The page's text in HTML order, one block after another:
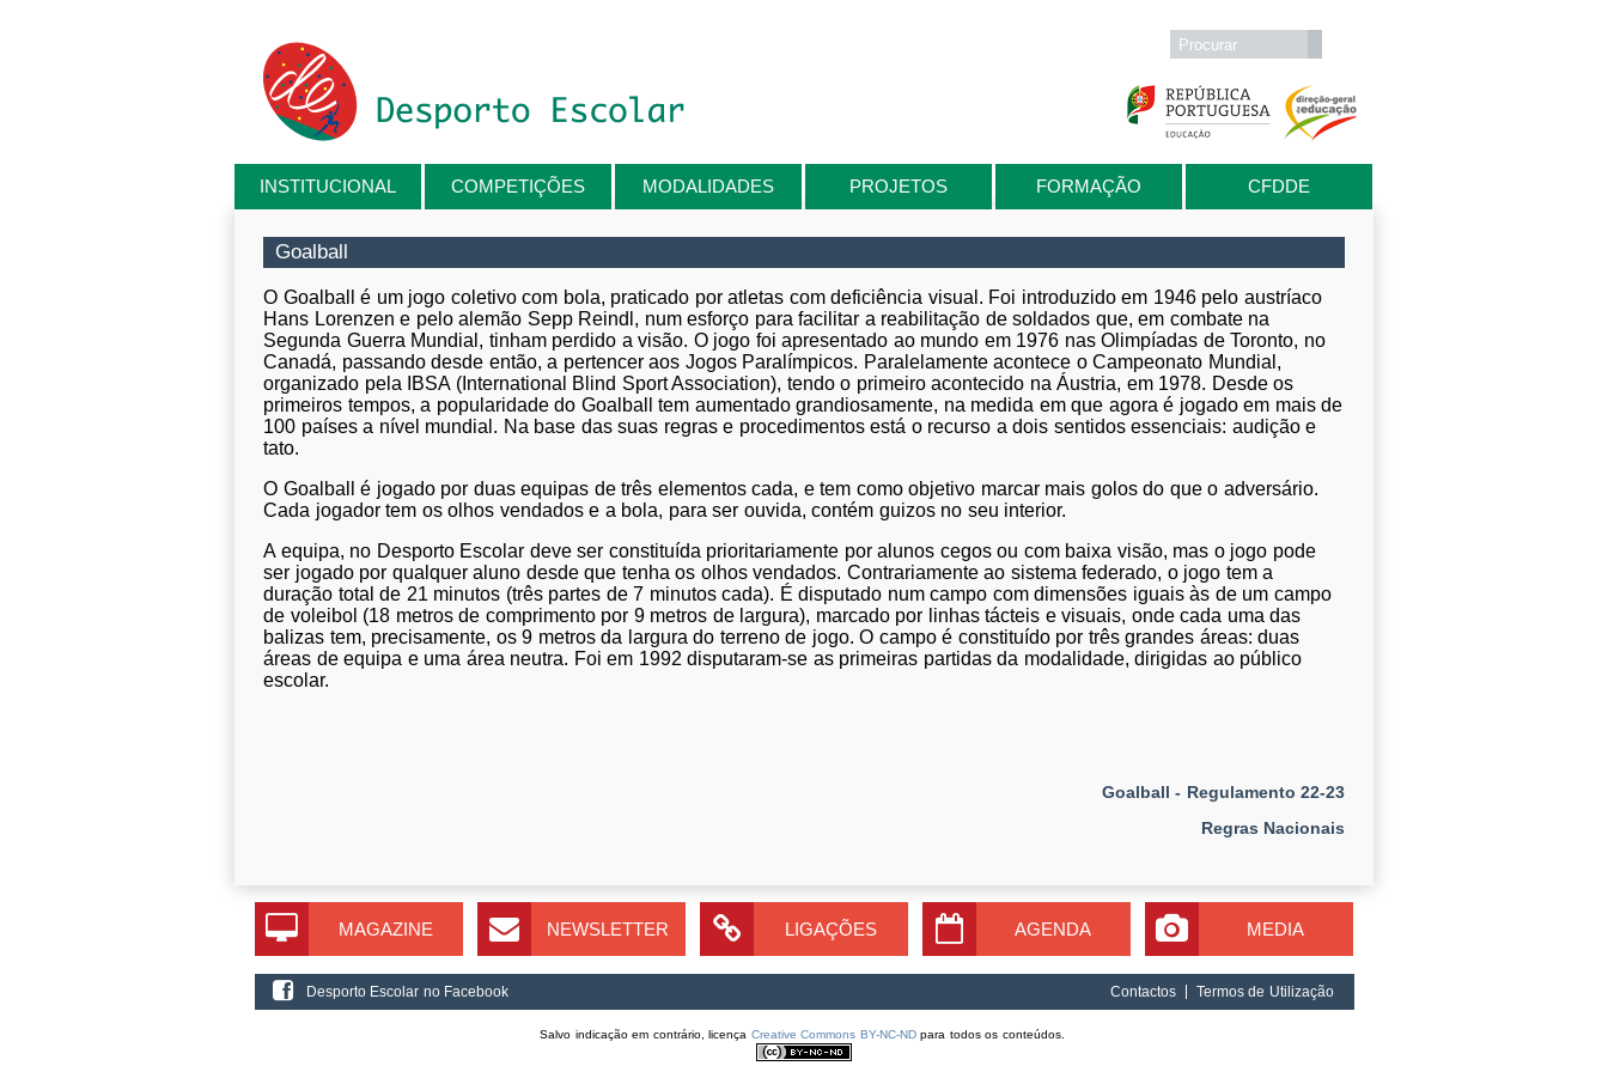
Formulário de procura
Procurar
INSTITUCIONAL COMPETIÇÕES MODALIDADES PROJETOS FORMAÇÃO CFDDE
Está aqui
Goalball
O Goalball é um jogo coletivo com bola, praticado por atletas com deficiência visual. Foi introduzido em 1946 pelo austríaco
Hans Lorenzen e pelo alemão Sepp Reindl, num esforço para facilitar a reabilitação de soldados que, em combate na
Segunda Guerra Mundial, tinham perdido a visão. O jogo foi apresentado ao mundo em 1976 nas Olimpíadas de Toronto, no
Canadá, passando desde então, a pertencer aos Jogos Paralímpicos. Paralelamente acontece o Campeonato Mundial,
organizado pela IBSA (International Blind Sport Association), tendo o primeiro acontecido na Áustria, em 1978. Desde os
primeiros tempos, a popularidade do Goalball tem aumentado grandiosamente, na medida em que agora é jogado em mais de
100 países a nível mundial. Na base das suas regras e procedimentos está o recurso a dois sentidos essenciais: audição e
tato.
O Goalball é jogado por duas equipas de três elementos cada, e tem como objetivo marcar mais golos do que o adversário.
Cada jogador tem os olhos vendados e a bola, para ser ouvida, contém guizos no seu interior.
A equipa, no Desporto Escolar deve ser constituída prioritariamente por alunos cegos ou com baixa visão, mas o jogo pode
ser jogado por qualquer aluno desde que tenha os olhos vendados. Contrariamente ao sistema federado, o jogo tem a
duração total de 21 minutos (três partes de 7 minutos cada). É disputado num campo com dimensões iguais às de um campo
de voleibol (18 metros de comprimento por 9 metros de largura), marcado por linhas tácteis e visuais, onde cada uma das
balizas tem, precisamente, os 9 metros da largura do terreno de jogo. O campo é constituído por três grandes áreas: duas
áreas de equipa e uma área neutra. Foi em 1992 disputaram-se as primeiras partidas da modalidade, dirigidas ao público
escolar.
Goalball - Regulamento 22-23
Regras Nacionais
MAGAZINE NEWSLETTER LIGAÇÕES AGENDA MEDIA
Desporto Escolar no Facebook Contactos Termos de Utilização
Salvo indicação em contrário, licença Creative Commons BY-NC-NDpara todos os conteúdos.